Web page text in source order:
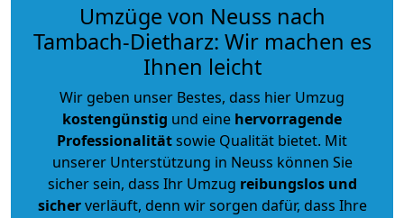
Umzüge von Neuss nach
Tambach-Dietharz: Wir machen es
Ihnen leicht
Wir geben unser Bestes, dass hier Umzug
kostengünstig und eine hervorragende
Professionalitätsowie Qualität bietet. Mit
unserer Unterstützung in Neuss können Sie
sicher sein, dass Ihr Umzug reibungslos und
sicherverläuft, denn wir sorgen dafür, dass Ihre